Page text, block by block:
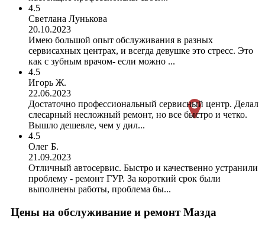
4.5
Светлана Лунькова
20.10.2023
Имею большой опыт обслуживания в разных
сервисахных центрах, и всегда девушке это стресс. Это
как с зубным врачом- если можно ...
4.5
Игорь Ж.
22.06.2023
Достаточно профессиональный сервисный центр. Делал
слесарный несложный ремонт, но все быстро и четко.
Вышло дешевле, чем у дил...
4.5
Олег Б.
21.09.2023
Отличный автосервис. Быстро и качественно устранили
проблему - ремонт ГУР. За короткий срок были
выполнены работы, проблема бы...
Цены на обслуживание и ремонт Мазда